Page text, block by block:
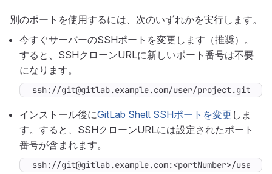
別のポートを使用するには、次のいずれかを実行します。
今すぐサーバーのSSHポートを変更します（推奨）。
すると、SSHクローンURLに新しいポート番号は不要
になります。
ssh://git@gitlab.example.com/user/project.git
インストール後にGitLab Shell SSHポートを変更 しま
す。すると、SSHクローンURLには設定されたポート
番号が含まれます。
ssh://git@gitlab.example.com:<portNumber>/user/